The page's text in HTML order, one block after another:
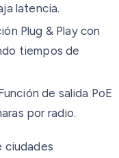
latencia.
Plug & Play con
tiempos de
de salida PoE
por radio.
ciudades